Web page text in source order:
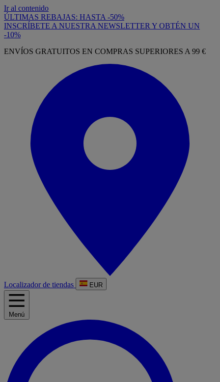
Ir al contenido
ÚLTIMAS REBAJAS: HASTA -50%
INSCRÍBETE A NUESTRA NEWSLETTER Y OBTÉN UN
-10%
ENVÍOS GRATUITOS EN COMPRAS SUPERIORES A 99 €
Localizador de tiendas EUR
Menú